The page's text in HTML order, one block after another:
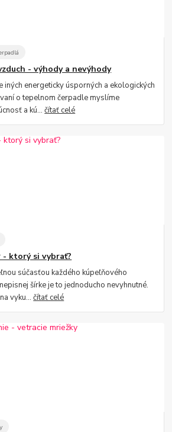
- výhody a nevýhody
iných energeticky úsporných a ekologických
o tepelnom čerpadle myslíme
a kú...čítať celé
ktorý si vybrať?
súčasťou každého kúpeľňového
šírke je to jednoducho nevyhnutné.
vyku...čítať celé